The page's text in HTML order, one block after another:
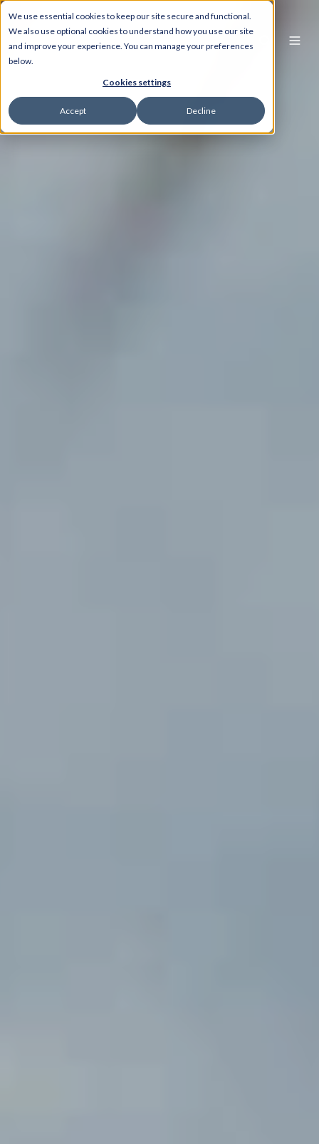
We use essential cookies to keep our site secure and functional.
We also use optional cookies to understand how you use our site
and improve your experience. You can manage your preferences
below.
Cookies settings
Accept Decline